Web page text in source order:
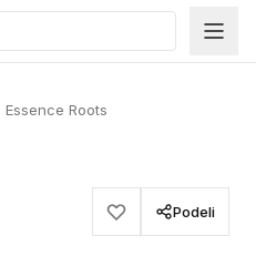
Essence Roots
Podeli